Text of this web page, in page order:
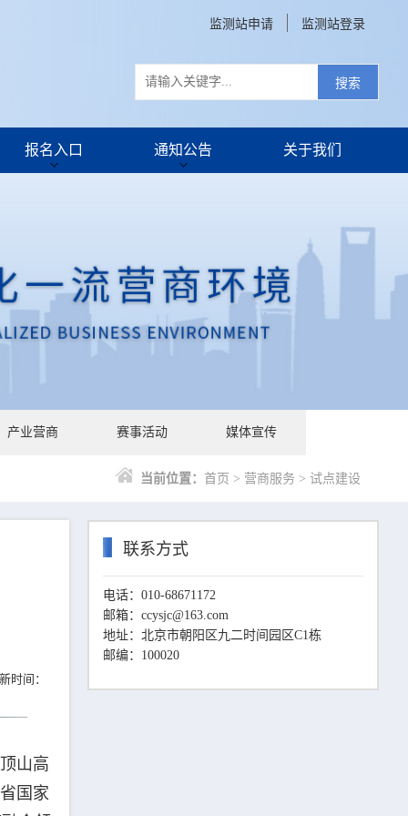
搜索
监测站申请 监测站登录
报名入口 通知公告 关于我们
产业营商 赛事活动 媒体宣传
当前位置： 首页 > 营商服务 > 试点建设
时间：
山高
国家
联系方式
电话：010-68671172
邮箱：ccysjc@163.com
地址：北京市朝阳区九二时间园区C1栋
邮编：100020